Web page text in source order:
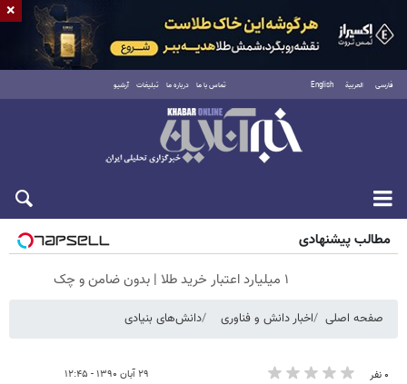
فارسی العربية English تماس با ما درباره ما تبلیغات آرشیو
جمعه ۱۶ مرداد ۱۴۰۵
مطالب پیشنهادی
۱ میلیارد اعتبار خرید طلا | بدون ضامن و چک
صفحه اصلی اخبار دانش و فناوری دانش‌های بنیادی
۰ نفر ۲۹ آبان ۱۳۹۰ - ۱۲:۴۵
×